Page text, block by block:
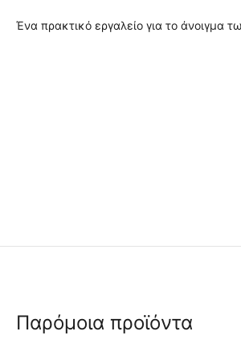
Ένα πρακτικό εργαλείο για το άνοιγμα
Παρόμοια προϊόντα